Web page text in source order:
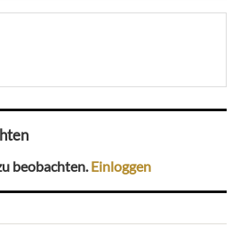
beobachten.Einloggen